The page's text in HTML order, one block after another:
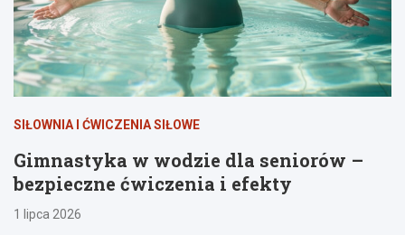
SIŁOWNIA I ĆWICZENIA SIŁOWE
Gimnastyka w wodzie dla seniorów –
bezpieczne ćwiczenia i efekty
1 lipca 2026